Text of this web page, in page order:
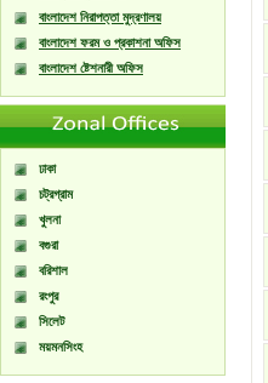
বাংলাদেশ নিরাপত্তা মুদ্রণালয়
বাংলাদেশ ফরম ও প্রকাশনা অফিস
বাংলাদেশ ষ্টেশনারী অফিস
ঢাকা
চট্রগ্রাম
খুলনা
বগুরা
বরিশাল
রংপুর
সিলেট
ময়মনসিংহ